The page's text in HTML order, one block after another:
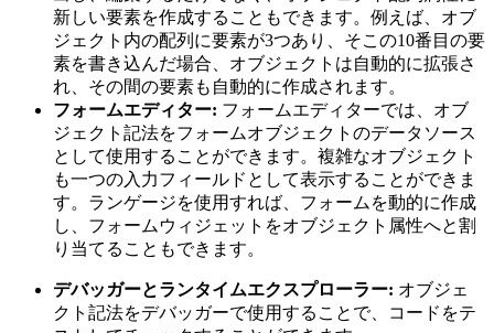
新しい要素を作成することもできます。例えば、オブ
ジェクト内の配列に要素が3つあり、そこの10番目の要
素を書き込んだ場合、オブジェクトは自動的に拡張さ
れ、その間の要素も自動的に作成されます。
フォームエディター: フォームエディターでは、オブ
ジェクト記法をフォームオブジェクトのデータソース
として使用することができます。複雑なオブジェクト
も一つの入力フィールドとして表示することができま
す。ランゲージを使用すれば、フォームを動的に作成
し、フォームウィジェットをオブジェクト属性へと割
り当てることもできます。
デバッガーとランタイムエクスプローラー: オブジェ
クト記法をデバッガーで使用することで、コードをテ